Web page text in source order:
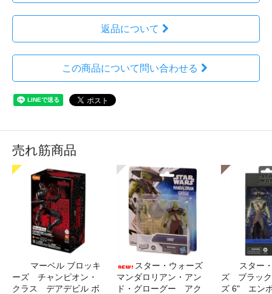
返品について
この商品について問い合わせる
売れ筋商品
マーベル ブロッキ
ーズ チャンピオン・
クラス デアデビル ボ
スター・ウォーズ
マンダロリアン・アン
ド・グローグー アク
スター
ズ ブラック
ズ 6" エン